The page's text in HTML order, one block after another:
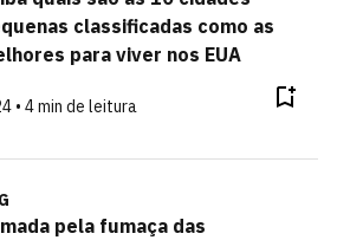
classificadas como as
para viver nos EUA
• 4 min de leitura
pela fumaça das